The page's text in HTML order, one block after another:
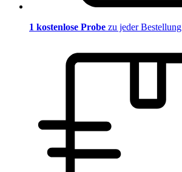
1 kostenlose Probe zu jeder Bestellung